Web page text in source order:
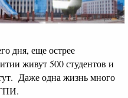
дня, еще острее
живут 500 студентов и
Даже одна жизнь много